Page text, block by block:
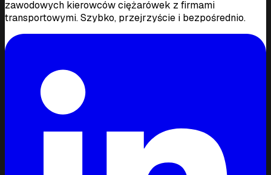
zawodowych kierowców ciężarówek z firmami
transportowymi. Szybko, przejrzyście i bezpośrednio.